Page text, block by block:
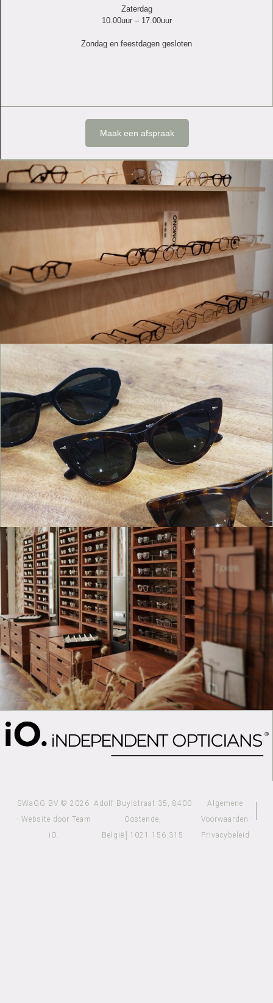
Zaterdag
10.00uur – 17.00uur
Zondag en feestdagen gesloten
Maak een afspraak
SWaGG BV © 2026
- Website door Team
iO.
Adolf Buylstraat 35, 8400
Oostende,
België│1021.156.315​
Algemene
Voorwaarden
Privacybeleid